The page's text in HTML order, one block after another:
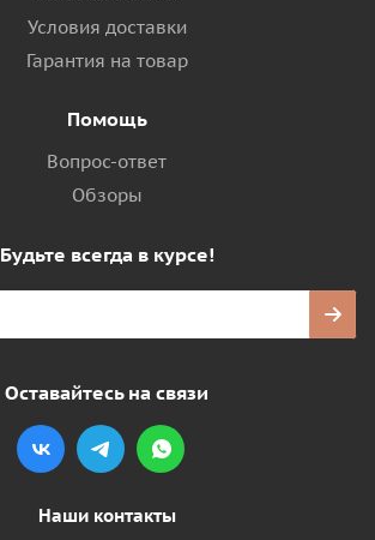
Условия доставки
Гарантия на товар
Помощь
Вопрос-ответ
Обзоры
Будьте всегда в курсе!
Оставайтесь на связи
Наши контакты